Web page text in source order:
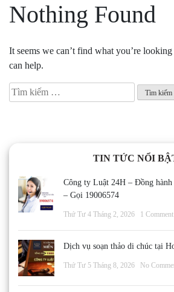
Nothing Found
It seems we can’t find what you’re
can help.
Tìm
kiếm
TIN TỨC NỔI
Công ty Luật 24H – Đồng
– Gọi 19006574
Thứ Tư 4 Tháng 2, 2026 1 Comment
Dịch vụ soạn thảo di chúc tại
Thứ Tư 5 Tháng 8, 2026 No